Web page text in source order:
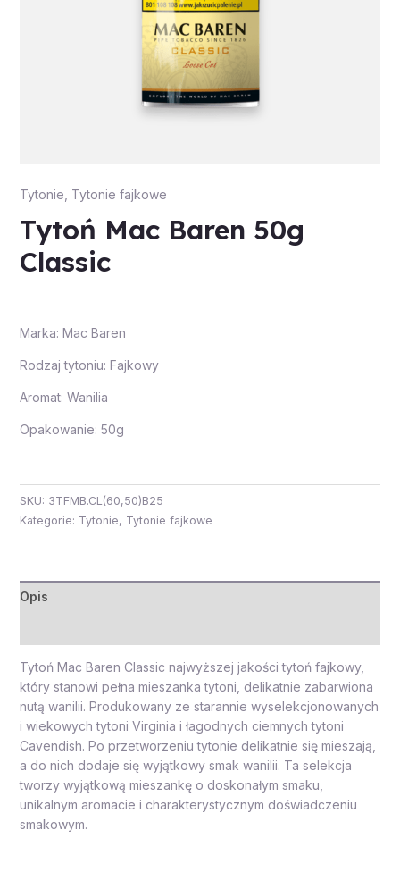
Tytonie Tytonie fajkowe
Tytoń Mac Baren 50g
Classic
Marka: Mac Baren
Rodzaj tytoniu: Fajkowy
Aromat: Wanilia
Opakowanie: 50g
SKU: 3TFMB.CL(60,50)B25
Kategorie: Tytonie, Tytonie fajkowe
Opis
Tytoń Mac Baren Classic najwyższej jakości tytoń fajkowy,
który stanowi pełna mieszanka tytoni, delikatnie zabarwiona
nutą wanilii. Produkowany ze starannie wyselekcjonowanych
i wiekowych tytoni Virginia i łagodnych ciemnych tytoni
Cavendish. Po przetworzeniu tytonie delikatnie się mieszają,
a do nich dodaje się wyjątkowy smak wanilii. Ta selekcja
tworzy wyjątkową mieszankę o doskonałym smaku,
unikalnym aromacie i charakterystycznym doświadczeniu
smakowym.